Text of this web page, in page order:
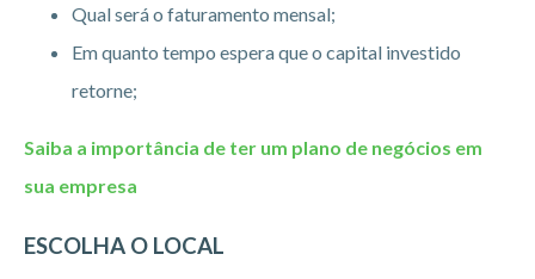
Qual será o faturamento mensal;
Em quanto tempo espera que o capital investido
retorne;
Saiba a importância de ter um plano de negócios em
sua empresa
ESCOLHA O LOCAL